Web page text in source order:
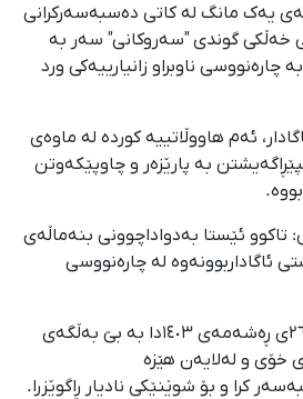
یەک مانگ لە کاتی دەسبەسەرکرانی
خەڵکی گوندی "سەروکانی" سەر بە
چارەنووسی ناوبراو زانیارییەکی ورد
ئەم هاووڵاتییە کوردە لە ماوەی
بە پارێزەر و چاوپێکەوتن
تاکوو ئێستا بەدواداچوونی بنەماڵەی
ئاگاداربوونەوە لە چارەنووسی
ئەم هاووڵاتییە لە ڕۆژی ٢٦ی ڕەشەمەی ١٤٠٣دا بە بێ بەڵگەی
خۆی و لەلایەن هێزە
کرا و بۆ شوێنێکی نادیار ڕاگوێزرا.